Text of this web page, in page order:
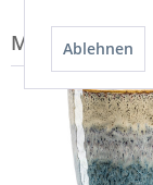
Modell-Ablehnen